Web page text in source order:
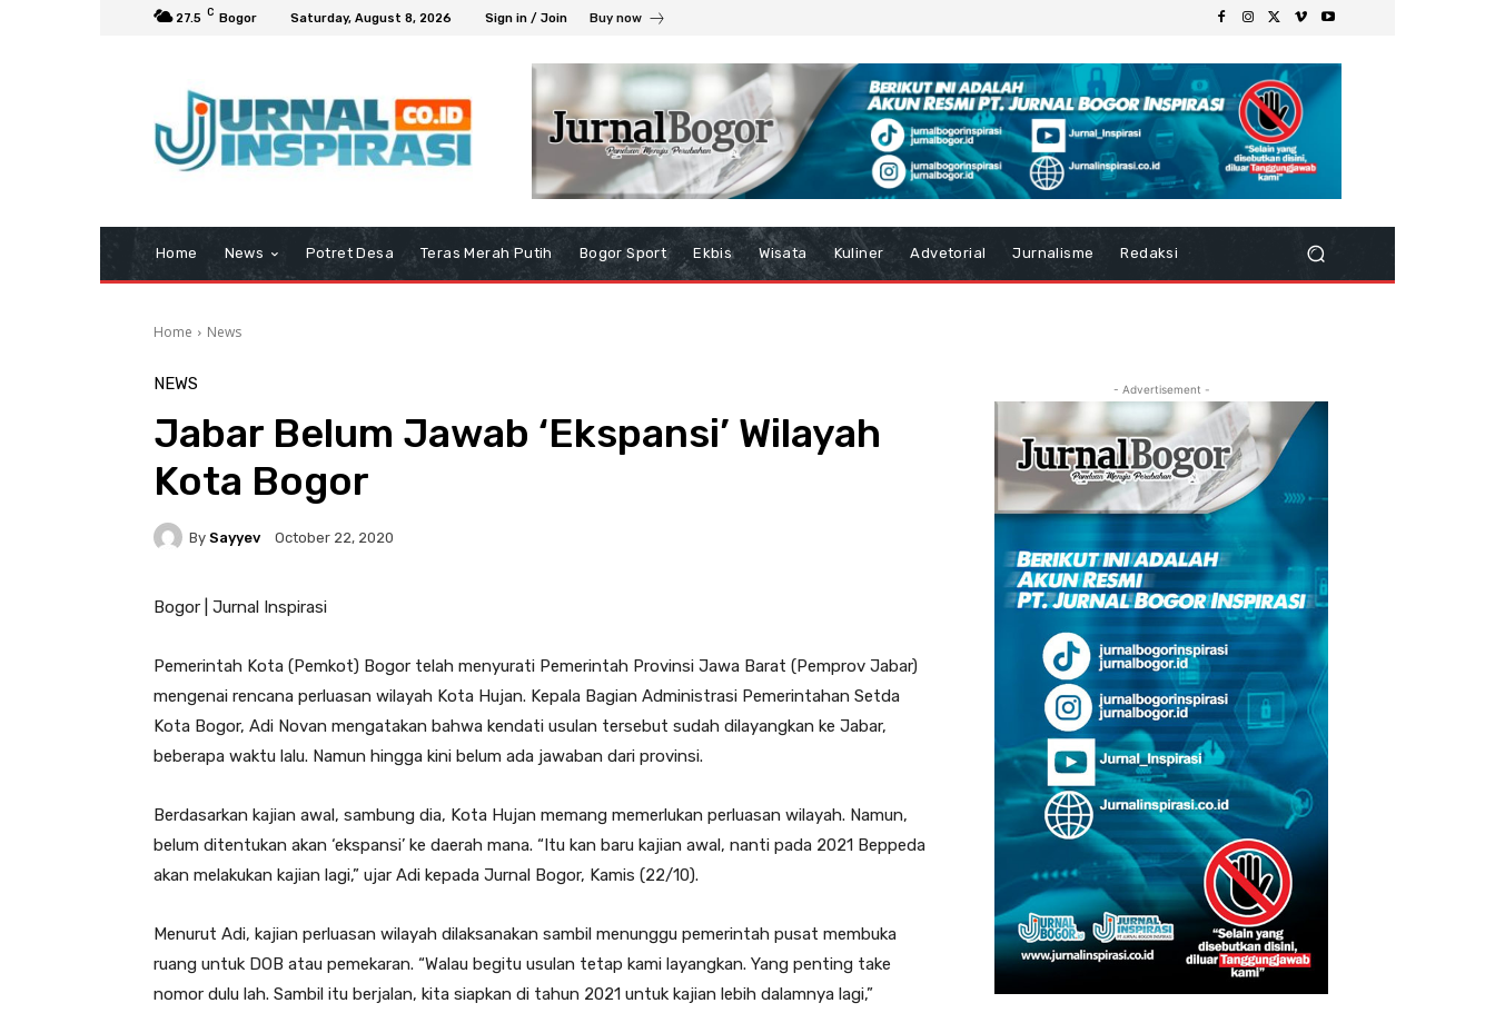
27.5 C Bogor Saturday, August 8, 2026 Sign in / Join Buy now
Home News Potret Desa Teras Merah Putih Bogor Sport Ekbis Wisata Kuliner Advetorial Jurnalisme Redaksi
Home News
NEWS
Jabar Belum Jawab ‘Ekspansi’ Wilayah
Kota Bogor
By Sayyev October 22, 2020
Bogor | Jurnal Inspirasi
Pemerintah Kota (Pemkot) Bogor telah menyurati Pemerintah Provinsi Jawa Barat (Pemprov Jabar)
mengenai rencana perluasan wilayah Kota Hujan. Kepala Bagian Administrasi Pemerintahan Setda
Kota Bogor, Adi Novan mengatakan bahwa kendati usulan tersebut sudah dilayangkan ke Jabar,
beberapa waktu lalu. Namun hingga kini belum ada jawaban dari provinsi.
Berdasarkan kajian awal, sambung dia, Kota Hujan memang memerlukan perluasan wilayah. Namun,
belum ditentukan akan ‘ekspansi’ ke daerah mana. “Itu kan baru kajian awal, nanti pada 2021 Beppeda
akan melakukan kajian lagi,” ujar Adi kepada Jurnal Bogor, Kamis (22/10).
Menurut Adi, kajian perluasan wilayah dilaksanakan sambil menunggu pemerintah pusat membuka
ruang untuk DOB atau pemekaran. “Walau begitu usulan tetap kami layangkan. Yang penting take
nomor dulu lah. Sambil itu berjalan, kita siapkan di tahun 2021 untuk kajian lebih dalamnya lagi,”
- Advertisement -